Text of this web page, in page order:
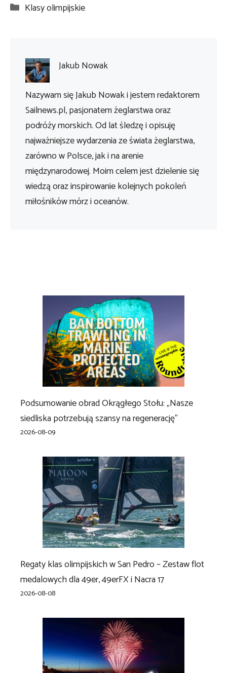
Kategorie
Klasy olimpijskie
Jakub Nowak
Nazywam się Jakub Nowak i jestem redaktorem
Sailnews.pl, pasjonatem żeglarstwa oraz
podróży morskich. Od lat śledzę i opisuję
najważniejsze wydarzenia ze świata żeglarstwa,
zarówno w Polsce, jak i na arenie
międzynarodowej. Moim celem jest dzielenie się
wiedzą oraz inspirowanie kolejnych pokoleń
miłośników mórz i oceanów.
Podsumowanie obrad Okrągłego Stołu: „Nasze
siedliska potrzebują szansy na regenerację”
2026-08-09
Regaty klas olimpijskich w San Pedro – Zestaw flot
medalowych dla 49er, 49erFX i Nacra 17
2026-08-08